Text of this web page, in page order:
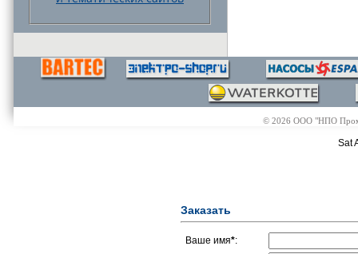
© 2026 ООО "НПО
Sat
Заказать
Ваше имя*: